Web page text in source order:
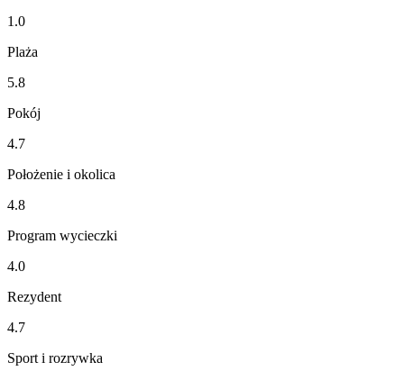
1.0
Plaża
5.8
Pokój
4.7
Położenie i okolica
4.8
Program wycieczki
4.0
Rezydent
4.7
Sport i rozrywka